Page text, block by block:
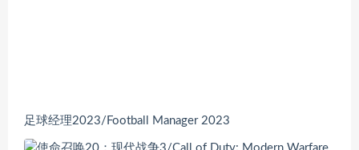
足球经理2023/Football Manager 2023